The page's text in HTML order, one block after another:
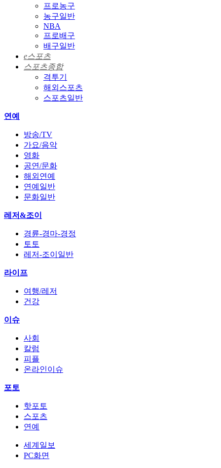
프로농구
농구일반
NBA
프로배구
배구일반
e스포츠
스포츠종합
격투기
해외스포츠
스포츠일반
연예
방송/TV
가요/음악
영화
공연/문화
해외연예
연예일반
문화일반
레저&조이
경륜-경마-경정
토토
레저-조이일반
라이프
여행/레저
건강
이슈
사회
칼럼
피플
온라인이슈
포토
핫포토
스포츠
연예
세계일보
PC화면